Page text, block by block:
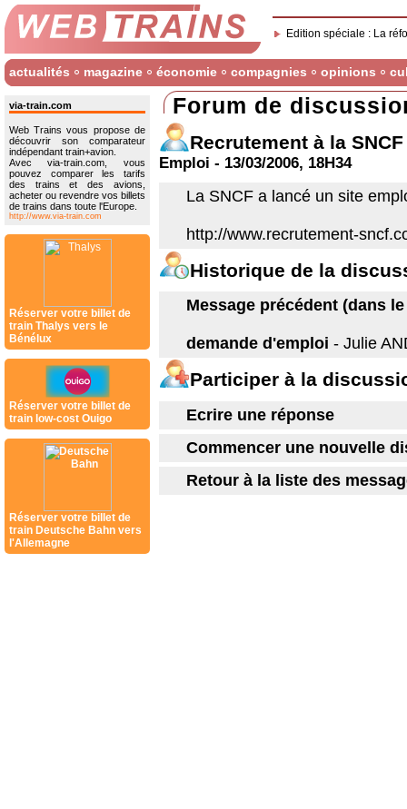
Edition spéciale : La
actualités magazine économie compagnies opinions
via-train.com
Web Trains vous propose de
découvrir son comparateur
indépendant train+avion.
Avec via-train.com, vous
pouvez comparer les tarifs
des trains et des avions,
acheter ou revendre vos billets
de trains dans toute l'Europe.
http://www.via-train.com
Réserver votre billet de
train Thalys vers le
Bénélux
Réserver votre billet de
train low-cost Ouigo
Réserver votre billet de
train Deutsche Bahn vers
l'Allemagne
Forum de
Recrutement à la
Emploi - 13/03/2006, 18H34
La SNCF a lancé un site
http://www.recrutement-
Historique de la
Message précédent (dans
demande d'emploi - Julie
Participer à la
Ecrire une réponse
Commencer une nouvelle
Retour à la liste des